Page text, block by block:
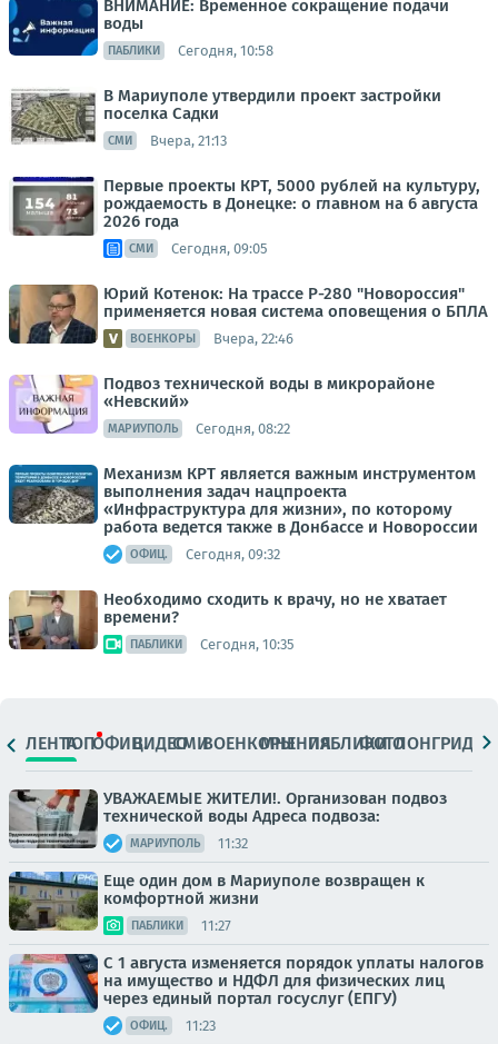
ВНИМАНИЕ: Временное сокращение подачи
воды
ПАБЛИКИ Сегодня, 10:58
В Мариуполе утвердили проект застройки
поселка Садки
СМИ Вчера, 21:13
Первые проекты КРТ, 5000 рублей на культуру,
рождаемость в Донецке: о главном на 6 августа
2026 года
СМИ Сегодня, 09:05
Юрий Котенок: На трассе Р-280 "Новороссия"
применяется новая система оповещения о БПЛА
ВОЕНКОРЫ Вчера, 22:46
Подвоз технической воды в микрорайоне
«Невский»
МАРИУПОЛЬ Сегодня, 08:22
Механизм КРТ является важным инструментом
выполнения задач нацпроекта
«Инфраструктура для жизни», по которому
работа ведется также в Донбассе и Новороссии
ОФИЦ. Сегодня, 09:32
Необходимо сходить к врачу, но не хватает
времени?
ПАБЛИКИ Сегодня, 10:35
ЛЕНТАТОПОФИЦ.ВИДЕОСМИВОЕНКОРЫМНЕНИЯПАБЛИКИ
ФОТОЛОНГРИДЫ
УВАЖАЕМЫЕ ЖИТЕЛИ!. Организован подвоз
технической воды Адреса подвоза:
МАРИУПОЛЬ 11:32
Еще один дом в Мариуполе возвращен к
комфортной жизни
ПАБЛИКИ 11:27
С 1 августа изменяется порядок уплаты налогов
на имущество и НДФЛ для физических лиц
через единый портал госуслуг (ЕПГУ)
ОФИЦ. 11:23